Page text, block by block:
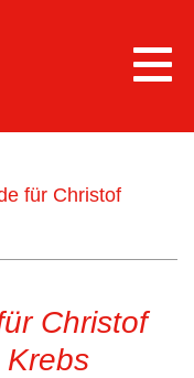
für Christof
Christof
Krebs